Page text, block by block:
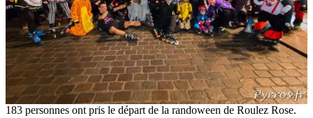
183 personnes ont pris le départ de la randoween de Roulez Rose.